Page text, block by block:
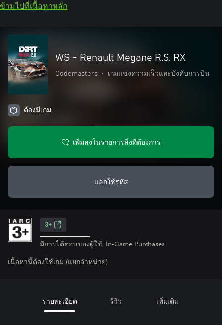
ข้ามไปที่เนื้อหาหลัก
WS - Renault Megane R.S. RX
Codemasters • เกมแข่งความเร็วและบังคับการบิน
ต้องมีเกม
เพิ่มลงในรายการสิ่งที่ต้องการ
แลกใช้รหัส
3+
มีการโต้ตอบของผู้ใช้, In-Game Purchases
เนื้อหานี้ต้องใช้เกม (แยกจำหน่าย)
รายละเอียด รีวิว เพิ่มเติม